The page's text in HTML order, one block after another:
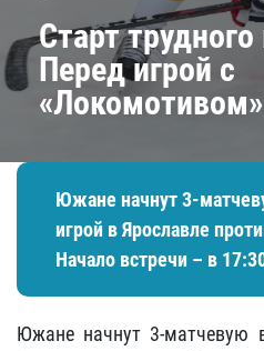
Старт
Перед игрой с
«Локомотивом»
Южане начнут 3-
игрой в Ярославле
Начало встречи – в
Южане начнут 3-матчевую